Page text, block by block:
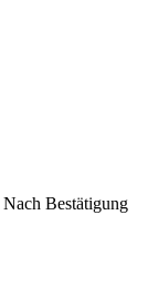
Nach Bestätigung